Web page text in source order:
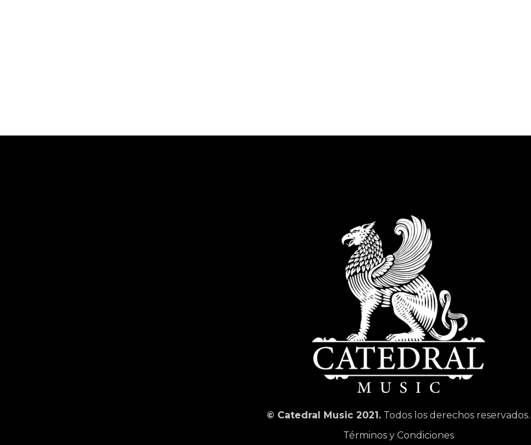
© Catedral Music 2021. Todos los derechos reservados.
Términos y Condiciones